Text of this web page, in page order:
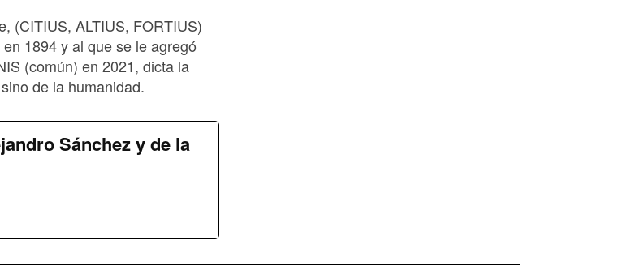
(CITIUS, ALTIUS, FORTIUS)
1894 y al que se le agregó
(común) en 2021, dicta la
de la humanidad.
Sánchez y de la